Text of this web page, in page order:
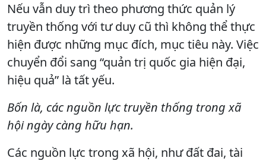
Nếu vẫn duy trì theo phương thức quản lý
truyền thống với tư duy cũ thì không thể thực
hiện được những mục đích, mục tiêu này. Việc
chuyển đổi sang “quản trị quốc gia hiện đại,
hiệu quả” là tất yếu.
Bốn là, các nguồn lực truyền thống trong xã
hội ngày càng hữu hạn.
Các nguồn lực trong xã hội, như đất đai, tài